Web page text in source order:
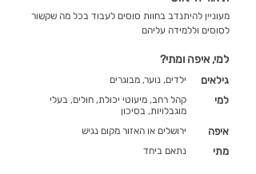
מעוניין להיתנדב בחוות סוסים לעבוד בכל מה שקשור
לסוסים וללמידה עליהם
למי, איפה ומתי?
ילדים, נוער, מבוגרים גילאים
קהל רחב, מיעוטי יכולת, חולים, בעלי
מוגבלויות, בסיכון
למי
ירושלים או האזור מקום נגיש איפה
נתאם ביחד מתי